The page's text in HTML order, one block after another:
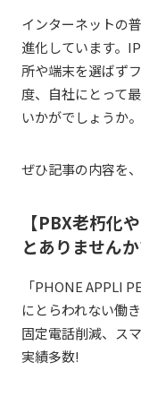
インターネットの
進化しています。
所や端末を選ばず
度、自社にとって
いかがでしょうか。
ぜひ記事の内容を
【PBX老朽化
とありませんか
「PHONEAPPLI
にとらわれない働
固定電話削減、ス
実績多数!